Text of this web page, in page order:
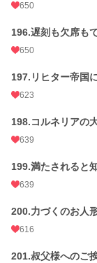
650
196.遅刻も欠席も
650
197.リヒター帝国
623
198.コルネリアの
639
199.満たされると
639
200.力づくのお人
616
201.叔父様へのご